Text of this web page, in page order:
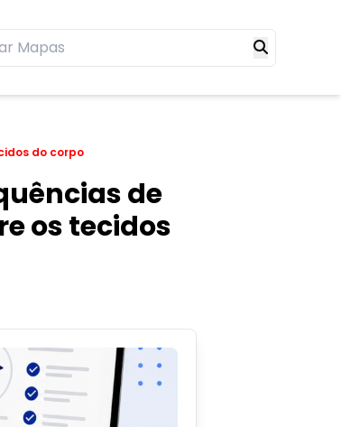
do corpo
de
os tecidos